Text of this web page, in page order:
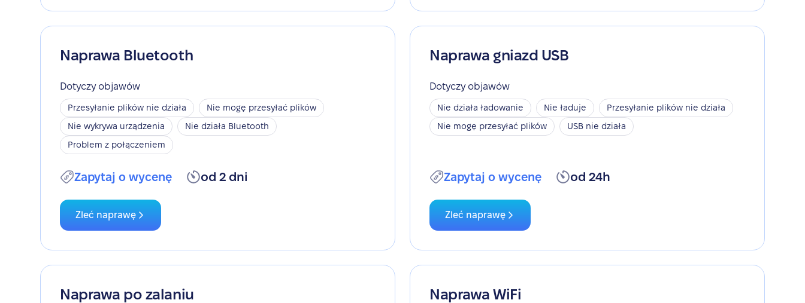
Naprawa Bluetooth
Dotyczy objawów
Przesyłanie plików nie działa
Nie mogę przesyłać plików
Nie wykrywa urządzenia
Nie działa Bluetooth
Problem z połączeniem
Zapytaj o wycenę od 2 dni
Zleć naprawę
Naprawa gniazd USB
Dotyczy objawów
Nie działa ładowanie Nie ładuje
Przesyłanie plików nie działa
Nie mogę przesyłać plików
USB nie działa
Zapytaj o wycenę od 24h
Zleć naprawę
Naprawa po zalaniu Naprawa WiFi